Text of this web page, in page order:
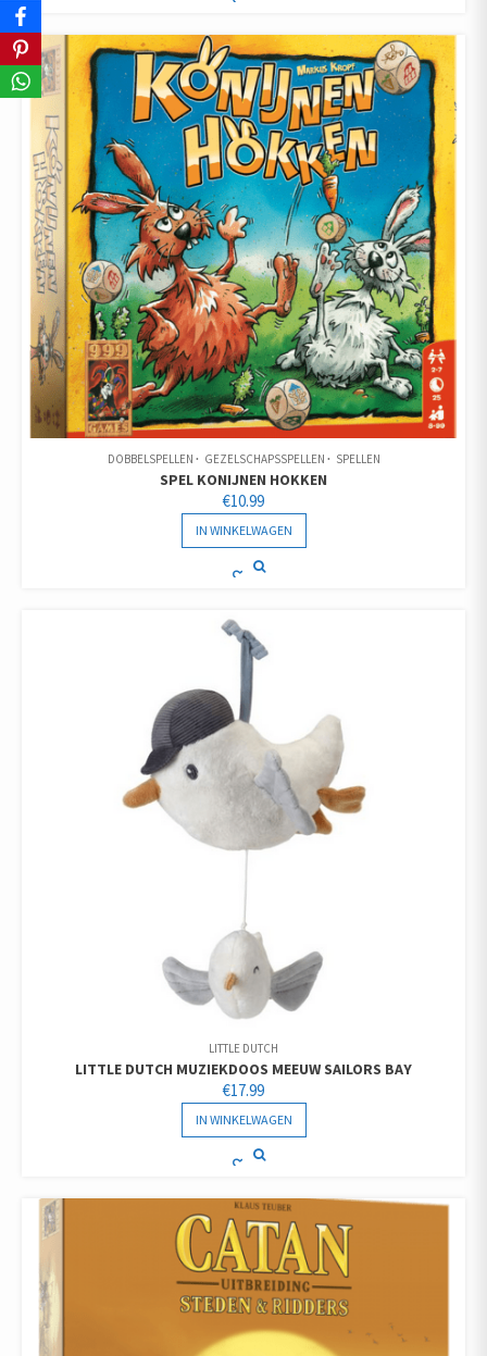
DOBBELSPELLEN GEZELSCHAPSSPELLEN SPELLEN
SPEL KONIJNEN HOKKEN
€10.99
IN WINKELWAGEN
LITTLE DUTCH
LITTLE DUTCH MUZIEKDOOS MEEUW SAILORS BAY
€17.99
IN WINKELWAGEN